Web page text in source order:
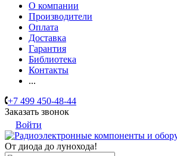
О компании
Производители
Оплата
Доставка
Гарантия
Библиотека
Контакты
...
+7 499 450-48-44
Заказать звонок
Войти
От диода до лунохода!